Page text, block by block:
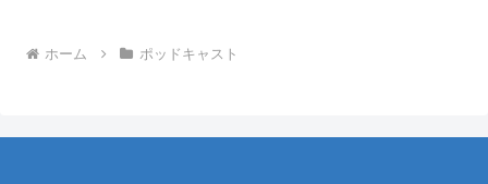
ホーム ポッドキャスト